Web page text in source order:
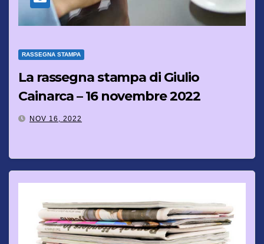
RASSEGNA STAMPA
La rassegna stampa di Giulio
Cainarca – 16 novembre 2022
NOV 16, 2022